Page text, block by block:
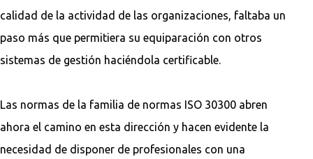
calidad de la actividad de las organizaciones, faltaba un
paso más que permitiera su equiparación con otros
sistemas de gestión haciéndola certificable.
Las normas de la familia de normas ISO 30300 abren
ahora el camino en esta dirección y hacen evidente la
necesidad de disponer de profesionales con una